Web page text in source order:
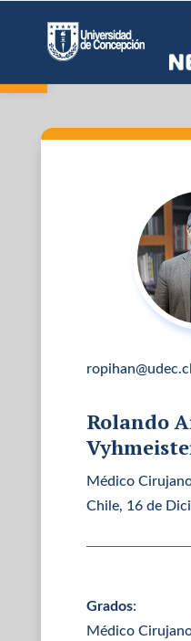
Open toolbar
ropihan@udec.cl
Rolando
Médico
Chile, 16 de
Grados:
Médico